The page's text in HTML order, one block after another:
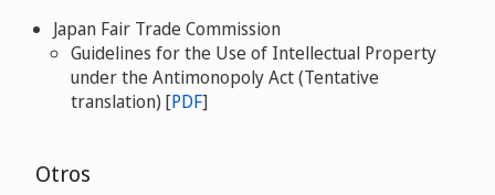
Japan Fair Trade Commission
Guidelines for the Use of Intellectual Property
under the Antimonopoly Act (Tentative
translation) [PDF]
Otros